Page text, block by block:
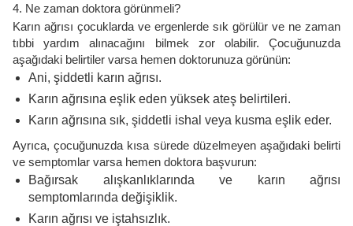
4. Ne zaman doktora görünmeli?
Karın ağrısı çocuklarda ve ergenlerde sık görülür ve ne zaman
tıbbi yardım alınacağını bilmek zor olabilir. Çocuğunuzda
aşağıdaki belirtiler varsa hemen doktorunuza görünün:
Ani, şiddetli karın ağrısı.
Karın ağrısına eşlik eden yüksek ateş belirtileri.
Karın ağrısına sık, şiddetli ishal veya kusma eşlik eder.
Ayrıca, çocuğunuzda kısa sürede düzelmeyen aşağıdaki belirti
ve semptomlar varsa hemen doktora başvurun:
Bağırsak alışkanlıklarında ve karın ağrısı
semptomlarında değişiklik.
Karın ağrısı ve iştahsızlık.